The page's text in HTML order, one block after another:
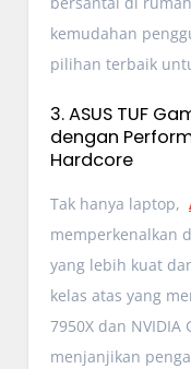
kemudahan
pilihan terbaik
3. ASUS TUF
dengan
Hardcore
Tak hanya laptop,
memperkenalkan
yang lebih kuat
kelas atas yang
7950X dan NVIDIA
menjanjikan